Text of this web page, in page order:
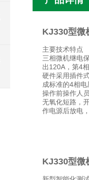
KJ330型微
主要技术特点
三相微机继电
出120A，第4
硬件采用插件
成标准的4相
操作前操作人
无氧化短路，
作电源后放电
KJ330型微